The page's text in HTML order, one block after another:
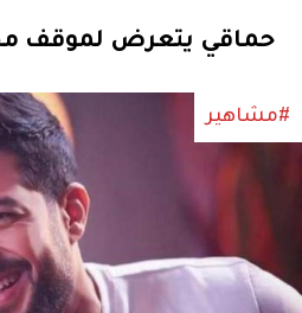
حماقي يتعرض لموقف
#مشاهير